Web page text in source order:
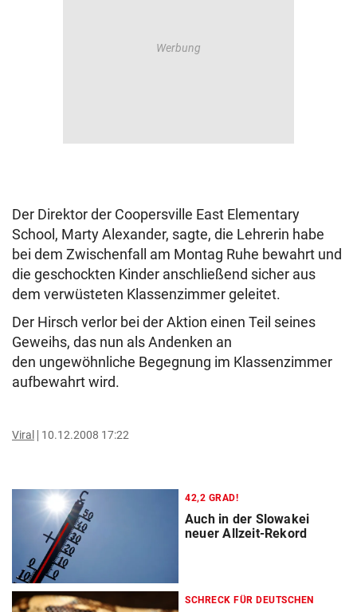
Der Direktor der Coopersville East Elementary
School, Marty Alexander, sagte, die Lehrerin habe
bei dem Zwischenfall am Montag Ruhe bewahrt und
die geschockten Kinder anschließend sicher aus
dem verwüsteten Klassenzimmer geleitet.
Der Hirsch verlor bei der Aktion einen Teil seines
Geweihs, das nun als Andenken an
den ungewöhnliche Begegnung im Klassenzimmer
aufbewahrt wird.
Viral 10.12.2008 17:22
42,2 GRAD!
Auch in der Slowakei
neuer Allzeit-Rekord
SCHRECK FÜR DEUTSCHEN